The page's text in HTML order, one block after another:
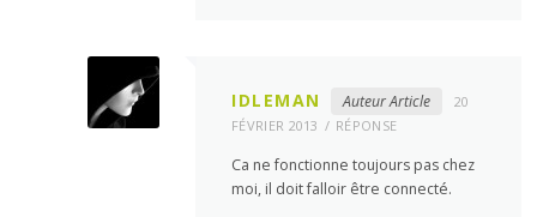
IDLEMAN Auteur Article
20
FÉVRIER 2013
RÉPONSE
Ca ne fonctionne toujours pas chez
moi, il doit falloir être connecté.